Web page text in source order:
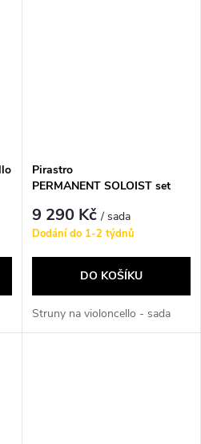
Pirastro
PERMANENT SOLOIST set
9 290 Kč/ sada
Dodání do 1-2 týdnů
DO KOŠÍKU
Struny na violoncello - sada